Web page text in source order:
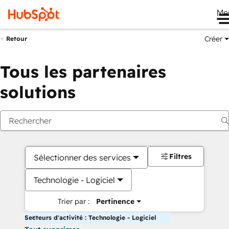
Retour Créer
Tous les partenaires
solutions
Sélectionner des services
Technologie - Logiciel
Trier par : Pertinence
Filtres
Secteurs d'activité : Technologie - Logiciel